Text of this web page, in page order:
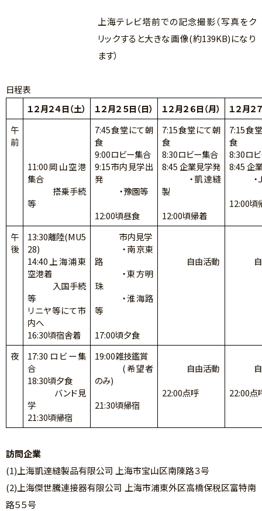
上海テレビ塔前での記念撮影（写真をク
リックすると大きな画像(約139KB)になり
ます）
日程表
１２月２４日（土）
１２月２５日（日） １２月２６日（月）
１２月２
午
前
11:00岡山空港
集合
搭乗手続
等
7:45食堂にて朝
食
9:00ロビー集合
9:15市内見学出
発
・豫園等
12:00頃昼食
7:15食堂にて朝
食
8:30ロビー集合
8:45 企業見学発
・凱達縫
製
12:00頃帰着
7:15食
食
8:30ロ
8:45 企
・Ｊ
12:00頃
午
後
13:30離陸(MU5
28)
14:40上海浦東
空港着
入国手続
等
リニヤ等にて市
内へ
16:30頃宿舎着
市内見学
・南京東
路
・東方明
珠
・淮海路
等
17:00頃夕食
自由活動 自
夜
17:30ロビー集
合
18:30頃夕食
バンド見
学
21:30頃帰宿
19:00雑技鑑賞
(希望者
のみ)
21:30頃帰宿
自由活動
22:00点呼
自
22:00点
訪問企業
(1)上海凱達縫製品有限公司 上海市宝山区南陳路３号
(2)上海傑世騰連接器有限公司 上海市浦東外区高橋保税区富特南
路５５号